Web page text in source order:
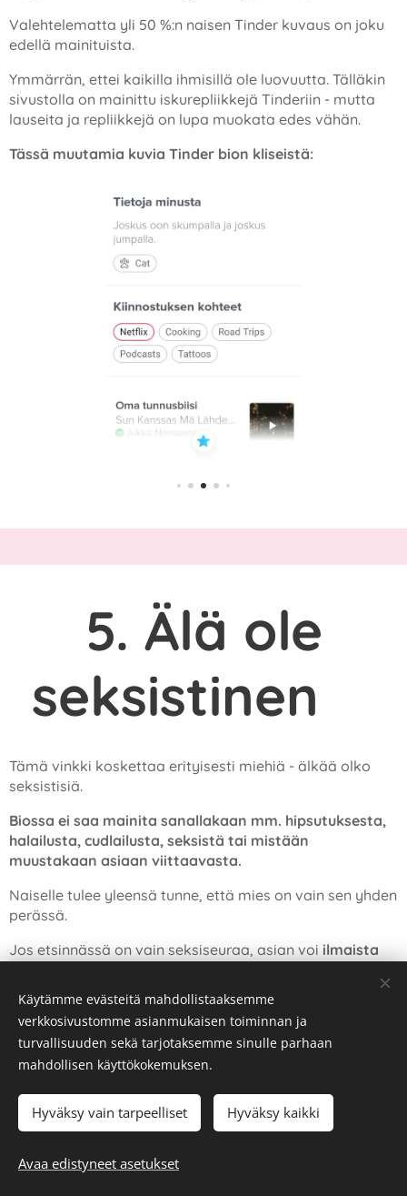
Valehtelematta yli 50 %:n naisen Tinder kuvaus on joku
edellä mainituista.
Ymmärrän, ettei kaikilla ihmisillä ole luovuutta. Tälläkin
sivustolla on mainittu iskurepliikkejä Tinderiin - mutta
lauseita ja repliikkejä on lupa muokata edes vähän.
Tässä muutamia kuvia Tinder bion kliseistä:
5. Älä ole
seksistinen
Tämä vinkki koskettaa erityisesti miehiä - älkää olko
seksistisiä.
Biossa ei saa mainita sanallakaan mm. hipsutuksesta,
halailusta, cudlailusta, seksistä tai mistään
muustakaan asiaan viittaavasta.
Naiselle tulee yleensä tunne, että mies on vain sen yhden
perässä.
Jos etsinnässä on vain seksiseuraa, asian voi ilmaista
Opettele Tinderin
Käytämme evästeitä mahdollistaaksemme
verkkosivustomme asianmukaisen toiminnan ja
turvallisuuden sekä tarjotaksemme sinulle parhaan
mahdollisen käyttökokemuksen.
Hyväksy vain tarpeelliset Hyväksy kaikki
Avaa edistyneet asetukset